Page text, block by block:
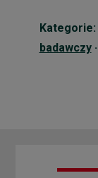
Kategorie:
badawczy·